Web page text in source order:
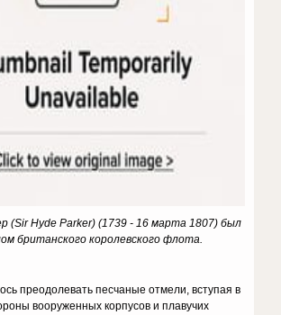
(Sir Hyde Parker) (1739 - 16 марта 1807) был
британского королевского флота.
преодолевать песчаные отмели, вступая в
вооруженных корпусов и плавучих